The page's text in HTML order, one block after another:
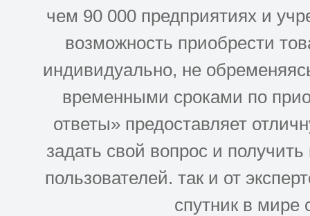
чем 90 000 предприятиях и
возможность приобрести
индивидуально, не
временными сроками по
ответы» предоставляет
задать свой вопрос и
пользователей. так и от
спутник в